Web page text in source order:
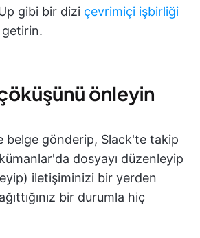
gibi bir dizi çevrimiçi işbirliği
önleyin
belge gönderip, Slack'te takip
dosyayı düzenleyip
iletişiminizi bir yerden
bir durumla hiç